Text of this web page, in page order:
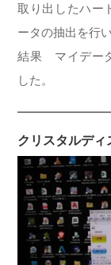
取り出したハー
ータの抽出を行
結果 マイデー
した。
クリスタルディ